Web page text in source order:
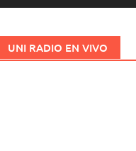
UNI RADIO EN VIVO